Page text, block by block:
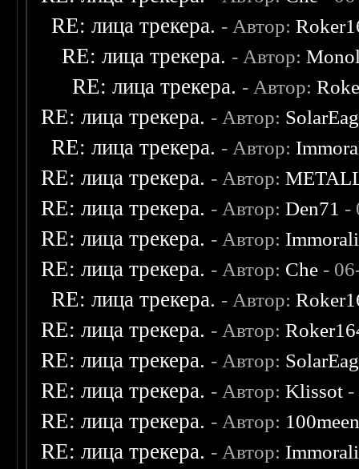
RE: лица трекера. - Автор:
RE: лица трекера. - Автор:
RE: лица трекера. - Автор:
RE: лица трекера. - Автор:
RE: лица трекера. - Автор:
RE: лица трекера. - Автор:
RE: лица трекера. - Автор:Den71 -
RE: лица трекера. - Автор:
RE: лица трекера. - Автор: Che -
RE: лица трекера. - Автор:
RE: лица трекера. - Автор:
RE: лица трекера. - Автор:
RE: лица трекера. - Автор:Klissot -
RE: лица трекера. - Автор:
RE: лица трекера. - Автор: